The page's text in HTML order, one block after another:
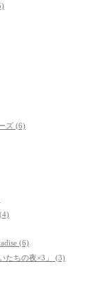
ズ (6)
(6)
たちの夜×3」 (3)